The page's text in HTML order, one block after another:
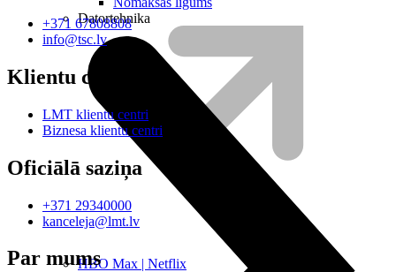
HBO Max | Netflix
Datortehnika
+371 67808808
info@tsc.lv
Klientu centri
LMT klientu centri
Biznesa klientu centri
Oficiālā saziņa
+371 29340000
kanceleja@lmt.lv
Par mums